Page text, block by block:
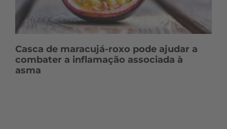
Casca de maracujá-roxo pode ajudar a
combater a inflamação associada à
asma